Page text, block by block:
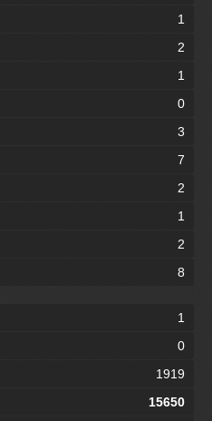
1
2
1
0
3
7
2
1
2
8
1
0
1919
15650